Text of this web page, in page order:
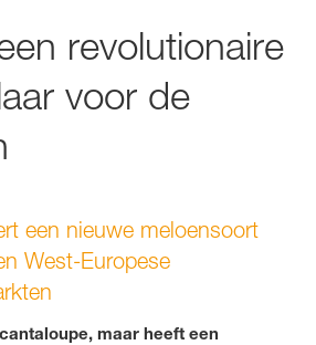
revolutionaire
voor de
een nieuwe meloensoort
West-Europese
maar heeft een